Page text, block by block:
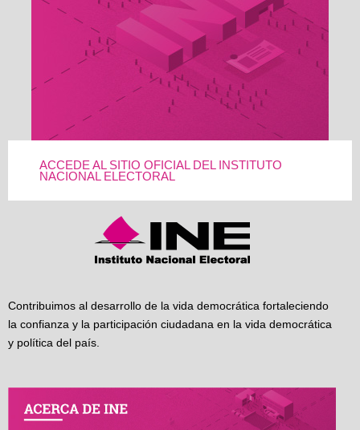
ACCEDE AL SITIO OFICIAL DEL INSTITUTO
NACIONAL ELECTORAL
Contribuimos al desarrollo de la vida democrática fortaleciendo
la confianza y la participación ciudadana en la vida democrática
y política del país.